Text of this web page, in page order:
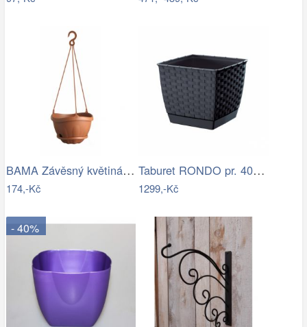
BAMA Závěsný květináč s miskou GONDOLA…
174,-Kč
Taburet RONDO pr. 40 cm béžová…
1299,-Kč
- 40%